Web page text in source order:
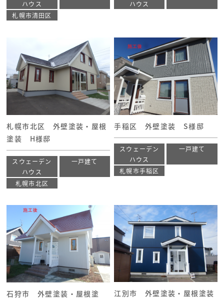
ハウス
札幌市清田区
ハウス
札幌市北区 外壁塗装・屋根
塗装 H様邸
スウェーデン
ハウス
一戸建て
札幌市北区
手稲区 外壁塗装 S様邸
スウェーデン
ハウス
一戸建て
札幌市手稲区
石狩市 外壁塗装・屋根塗
江別市 外壁塗装・屋根塗装